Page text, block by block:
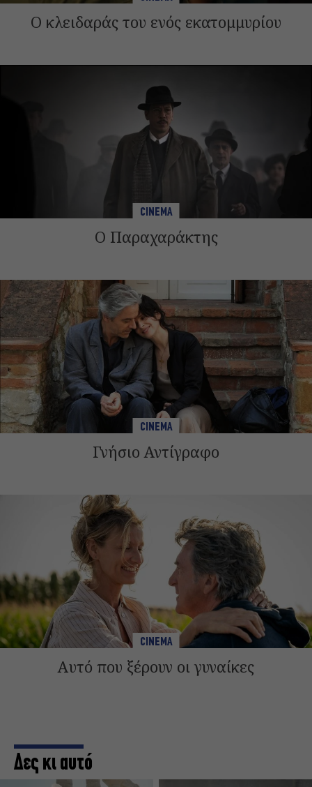
Ο κλειδαράς του ενός εκατομμυρίου
CINEMA
Ο Παραχαράκτης
CINEMA
Γνήσιο Αντίγραφο
CINEMA
Αυτό που ξέρουν οι γυναίκες
Δες κι αυτό